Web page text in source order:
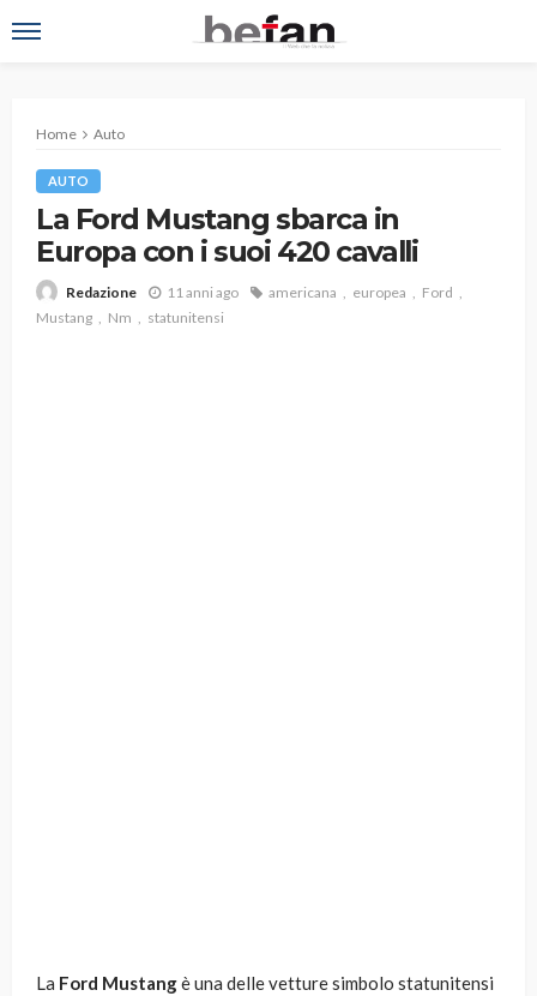
Home Auto
AUTO
La Ford Mustang sbarca in
Europa con i suoi 420 cavalli
Redazione 11 anni ago americana europea
Ford
Mustang
Nm statunitensi
La Ford Mustangè una delle vetture simbolo statunitensi